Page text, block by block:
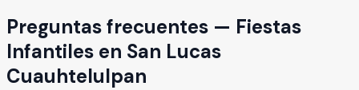
Preguntas frecuentes — Fiestas
Infantiles en San Lucas
Cuauhtelulpan